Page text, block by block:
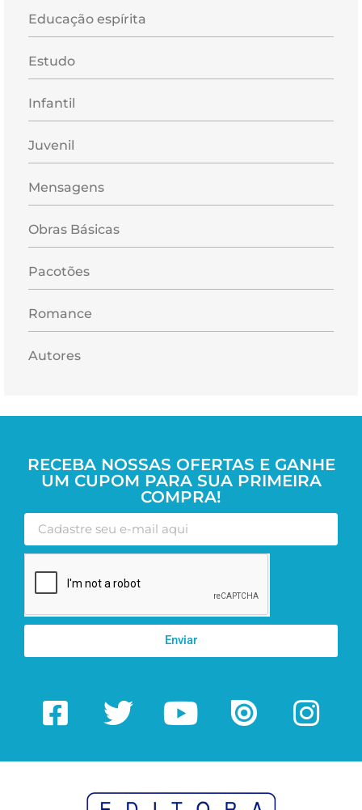
Educação espírita
Estudo
Infantil
Juvenil
Mensagens
Obras Básicas
Pacotões
Romance
Autores
RECEBA NOSSAS OFERTAS E GANHE
UM CUPOM PARA SUA PRIMEIRA
COMPRA!
Enviar